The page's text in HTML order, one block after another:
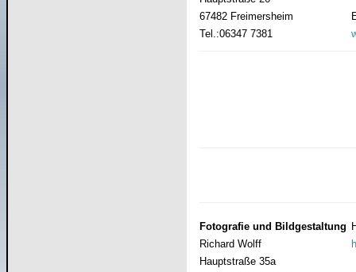
67482 Freimersheim
Tel.:06347 7381
Fotografie und Bildgestaltung
Richard Wolff
Hauptstraße 35a